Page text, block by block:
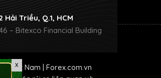
Hải Triều, Q.1, HCM
– Bitexco Financial Building
Việt Nam
Forex.com.vn
X